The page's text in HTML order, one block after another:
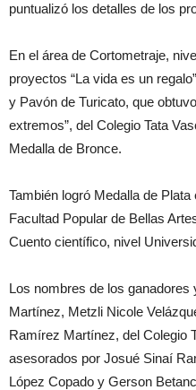
puntualizó los detalles de los
En el área de Cortometraje,
proyectos “La vida es un
y Pavón de Turicato, que
extremos”, del Colegio Tata
Medalla de Bronce.
También logró Medalla de Plata
Facultad Popular de Bellas
Cuento científico, nivel
Los nombres de los
Martínez, Metzli Nicole
Ramírez Martínez, del Colegio
asesorados por Josué Sinaí
López Copado y Gerson